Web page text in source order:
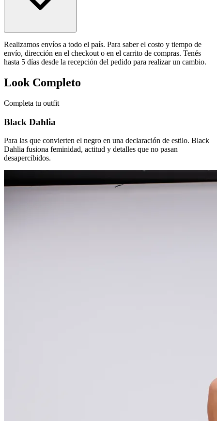
Realizamos envíos a todo el país. Para saber el costo y tiempo de
envío, dirección en el checkout o en el carrito de compras. Tenés
hasta 5 días desde la recepción del pedido para realizar un cambio.
Look Completo
Completa tu outfit
Black Dahlia
Para las que convierten el negro en una declaración de estilo. Black
Dahlia fusiona feminidad, actitud y detalles que no pasan
desapercibidos.